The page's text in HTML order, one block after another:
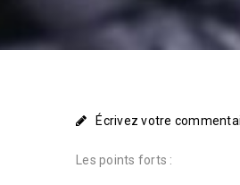
Écrivez votre
Les points forts :